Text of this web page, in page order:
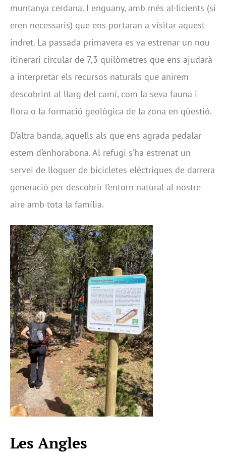
muntanya cerdana. I enguany, amb més al·licients (si
eren necessaris) que ens portaran a visitar aquest
indret. La passada primavera es va estrenar un nou
itinerari circular de 7,3 quilòmetres que ens ajudarà
a interpretar els recursos naturals que anirem
descobrint al llarg del camí, com la seva fauna i
flora o la formació geològica de la zona en qüestió.
D’altra banda, aquells als que ens agrada pedalar
estem d’enhorabona. Al refugi s’ha estrenat un
servei de lloguer de bicicletes elèctriques de darrera
generació per descobrir l’entorn natural al nostre
aire amb tota la família.
Les Angles